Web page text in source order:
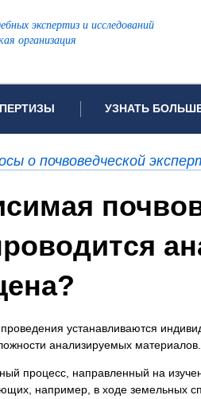
экспертиз и исследований
организация
экспертиз
экспертиза
экспертиза
заключение
УЗНАТЬ
Примеры
Частые вопросы
о почвоведческой
устанавливаются
анализируемых материалов.
процесс, направленный на
например, в ходе земельных